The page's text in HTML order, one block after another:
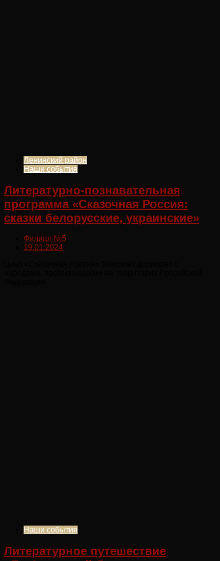
Ленинский район
Наши события
Литературно-познавательная
программа «Сказочная Россия:
сказки белорусские, украинские»
Филиал №5
19.01.2024
Наши события
Литературное путешествие